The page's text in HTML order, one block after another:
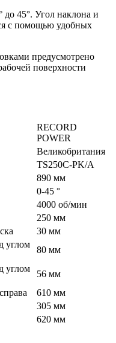
до 45°. Угол наклона и
с помощью удобных
предусмотрено
поверхности
RECORD
POWER
Великобритания
TS250C-PK/A
890 мм
0-45 °
4000 об/мин
250 мм
30 мм
углом
80 мм
углом
56 мм
610 мм
305 мм
620 мм